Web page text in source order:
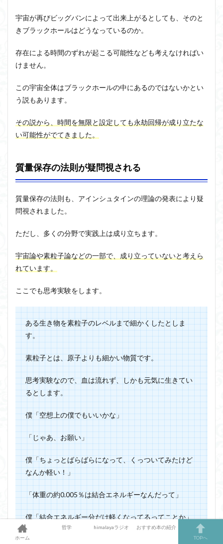
宇宙が再びビッグバンによって出来上がるとしても、そのと
きブラックホールはどうなっているのか。
存在による時間のずれが起こる可能性なども考えなければい
けません。
この宇宙全体はブラックホールの中にあるのではないかとい
う説もあります。
その説から、 時間を無限と設定しても永劫回帰が成り立たな
い可能性がでてきました。
質量保存の法則が疑問視される
質量保存の法則も、アインシュタインの理論の発表により疑
問視されました。
ただし、多くの分野で実践上は成り立ちます。
宇宙論や素粒子論などの一部で、成り立っていないと考えら
れています。
ここでも思考実験をします。
ある生き物を素粒子のレベルまで細かくしたとしま
す。
素粒子とは、原子よりも細かい物質です。
思考実験なので、血は流れず、しかも元気に生きてい
るとします。
僕「空想上の僕でもいいかな」
「じゃあ、お願い」
僕「ちょっとばらばらになって、くっついてみたけど
なんか軽い！」
「体重の約0.005％は結合エネルギーなんだって」
僕「結合エネルギー分だけ軽くなってるってことか」
「軽さによく気がつけたね」
ホーム
哲学 himalayaラジオ
おすすめ本の紹介
TOPへ